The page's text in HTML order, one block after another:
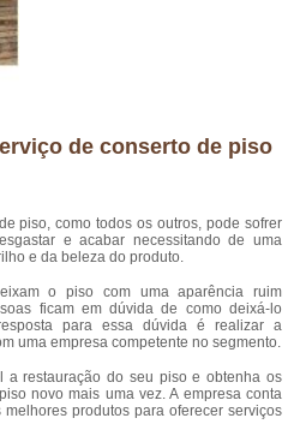
de conserto de piso
piso, como todos os outros, pode sofrer
e acabar necessitando de uma
e da beleza do produto.
o piso com uma aparência ruim
ficam em dúvida de como deixá-lo
para essa dúvida é realizar a
uma empresa competente no segmento.
a restauração do seu piso e obtenha os
novo mais uma vez. A empresa conta
produtos para oferecer serviços